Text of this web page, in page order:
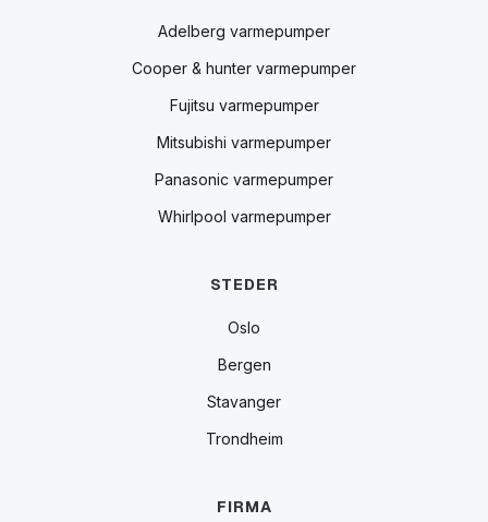
Adelberg varmepumper
Cooper & hunter varmepumper
Fujitsu varmepumper
Mitsubishi varmepumper
Panasonic varmepumper
Whirlpool varmepumper
STEDER
Oslo
Bergen
Stavanger
Trondheim
FIRMA